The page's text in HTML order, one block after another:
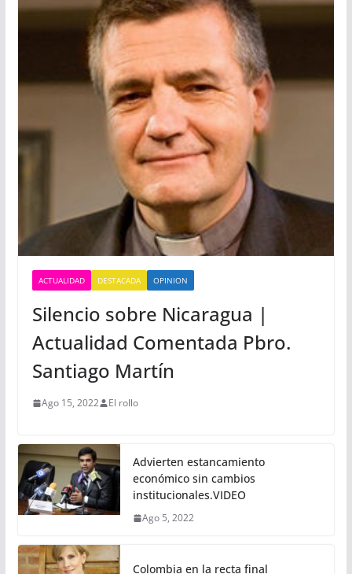
ACTUALIDAD DESTACADA OPINION
Silencio sobre Nicaragua |
Actualidad Comentada Pbro.
Santiago Martín
Ago 15, 2022 El rollo
Advierten estancamiento
económico sin cambios
institucionales.VIDEO
Ago 5, 2022
Colombia en la recta final